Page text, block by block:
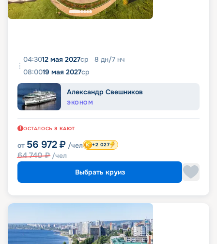
04:3012 мая 2027ср 8 дн/7 нч
08:0019 мая 2027ср
Александр Свешников
ЭКОНОМ
ОСТАЛОСЬ 8 КАЮТ
от 56 972 ₽ /чел
64 740₽ /чел
+2 027
Выбрать круиз